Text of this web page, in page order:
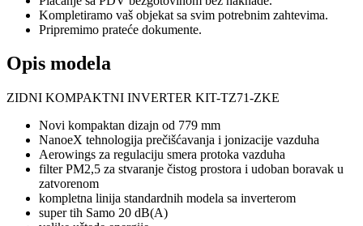
Kompletiramo vaš objekat sa svim potrebnim zahtevima.
Pripremimo prateće dokumente.
Opis modela
ZIDNI KOMPAKTNI INVERTER KIT-TZ71-ZKE
Novi kompaktan dizajn od 779 mm
NanoeX tehnologija prečišćavanja i jonizacije vazduha
Aerowings za regulaciju smera protoka vazduha
filter PM2,5 za stvaranje čistog prostora i udoban boravak u
zatvorenom
kompletna linija standardnih modela sa inverterom
super tih Samo 20 dB(A)